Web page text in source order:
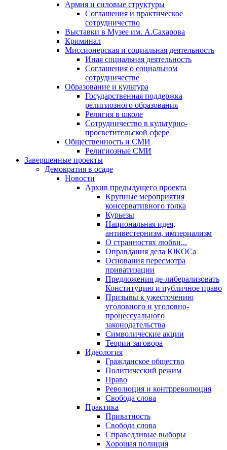
Армия и силовые структуры
Соглашения и практическое
сотрудничество
Выставки в Музее им. А.Сахарова
Криминал
Миссионерская и социальная деятельность
Иная социальная деятельность
Соглашения о социальном
сотрудничестве
Образование и культура
Государственная поддержка
религиозного образования
Религия в школе
Сотрудничество в культурно-
просветительской сфере
Общественность и СМИ
Религиозные СМИ
Завершенные проекты
Демократия в осаде
Новости
Архив предыдущего проекта
Крупные мероприятия
консервативного толка
Курьезы
Национальная идея,
антивестернизм, империализм
О странностях любви...
Оправдания дела ЮКОСа
Основания пересмотра
приватизации
Предложения де-либерализовать
Конституцию и публичное право
Призывы к ужесточению
уголовного и уголовно-
процессуального
законодательства
Символические акции
Теории заговора
Идеология
Гражданское общество
Политический режим
Право
Революция и контрреволюция
Свобода слова
Практика
Приватность
Свобода слова
Справедливые выборы
Хорошая полиция